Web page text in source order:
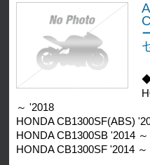
◆
～ '2018
HONDA CB1300SF(ABS)
HONDA CB1300SB '2014
HONDA CB1300SF '2014 ～